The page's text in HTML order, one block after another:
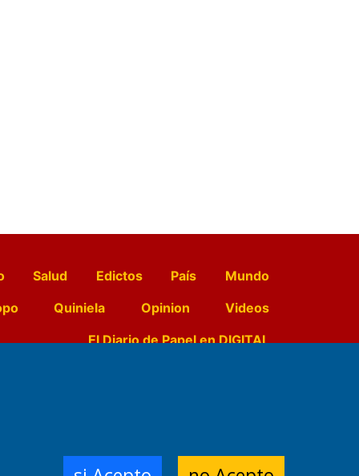
Salud Edictos País
Mundo
Quiniela Opinion
Videos
El Diario de Papel en DIGITAL